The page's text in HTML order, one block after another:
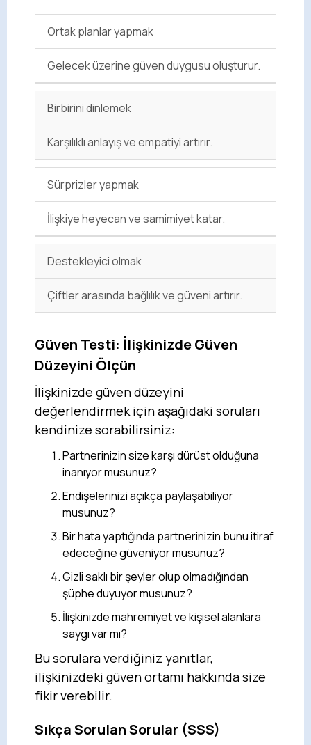
Ortak planlar yapmak
Gelecek üzerine güven duygusu oluşturur.
Birbirini dinlemek
Karşılıklı anlayış ve empatiyi artırır.
Sürprizler yapmak
İlişkiye heyecan ve samimiyet katar.
Destekleyici olmak
Çiftler arasında bağlılık ve güveni artırır.
Güven Testi: İlişkinizde Güven
Düzeyini Ölçün
İlişkinizde güven düzeyini
değerlendirmek için aşağıdaki soruları
kendinize sorabilirsiniz:
Partnerinizin size karşı dürüst olduğuna
inanıyor musunuz?
Endişelerinizi açıkça paylaşabiliyor
musunuz?
Bir hata yaptığında partnerinizin bunu itiraf
edeceğine güveniyor musunuz?
Gizli saklı bir şeyler olup olmadığından
şüphe duyuyor musunuz?
İlişkinizde mahremiyet ve kişisel alanlara
saygı var mı?
Bu sorulara verdiğiniz yanıtlar,
ilişkinizdeki güven ortamı hakkında size
fikir verebilir.
Sıkça Sorulan Sorular (SSS)